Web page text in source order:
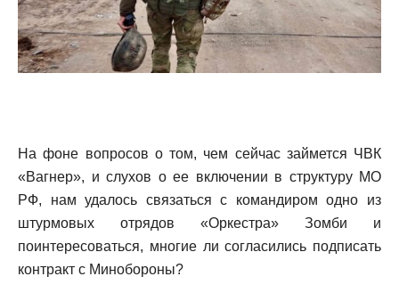
На фоне вопросов о том, чем сейчас займется ЧВК
«Вагнер», и слухов о ее включении в структуру МО
РФ, нам удалось связаться с командиром одно из
штурмовых отрядов «Оркестра» Зомби и
поинтересоваться, многие ли согласились подписать
контракт с Минобороны?